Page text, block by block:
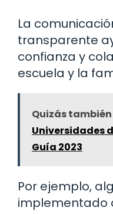
La
transparente
confianza y
escuela y la
Quizás
Universidades
Guía 2023
Por ejemplo,
implementado